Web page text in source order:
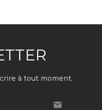
à tout moment.
